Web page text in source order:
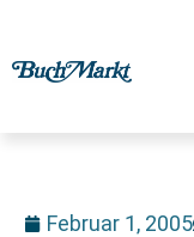
Februar 1, 2005